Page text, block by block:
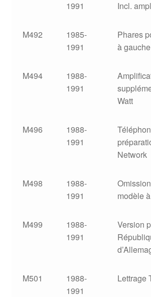
1991
Incl.
M492
1985-
1991
Phares
à gauche
M494
1988-
1991
Watt
M496
1988-
1991
Network
M498
1988-
1991
modèle
M499
1988-
1991
Version
M501
1988-
1991
Lettrage